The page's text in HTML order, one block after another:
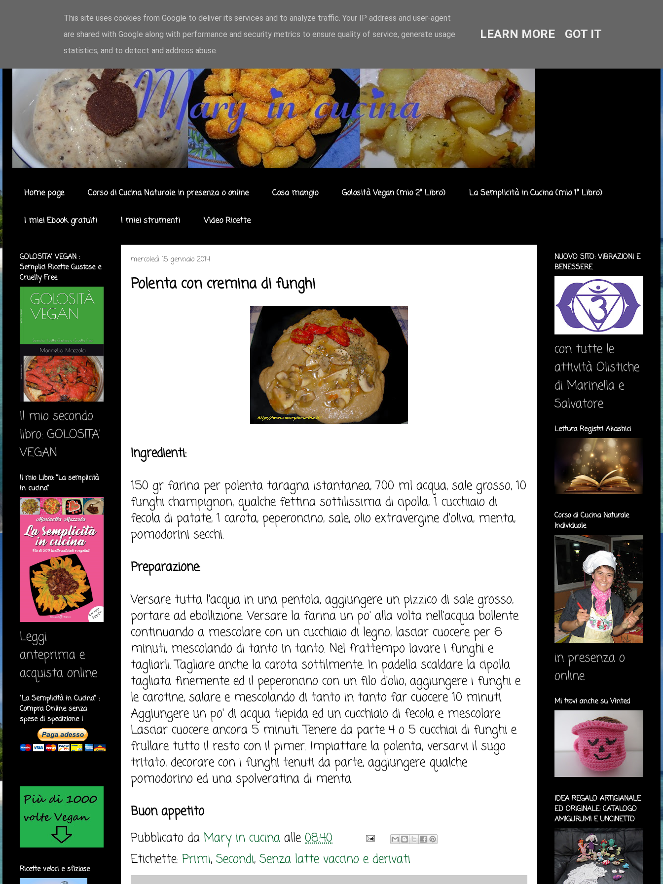
Home page Corso di Cucina Naturale in presenza o online Cosa mangio Golosità Vegan (mio 2° Libro) La Semplicità in Cucina (mio 1° Libro)
I miei Ebook gratuiti I miei strumenti Video Ricette
mercoledì 15 gennaio 2014
Polenta con cremina di funghi
Ingredienti:
150 gr farina per polenta taragna istantanea, 700 ml acqua, sale grosso, 10
funghi champignon, qualche fettina sottilissima di cipolla, 1 cucchiaio di
fecola di patate, 1 carota, peperoncino, sale, olio extravergine d'oliva, menta,
pomodorini secchi.
Preparazione:
Versare tutta l'acqua in una pentola, aggiungere un pizzico di sale grosso,
portare ad ebollizione. Versare la farina un po' alla volta nell'acqua bollente
continuando a mescolare con un cucchiaio di legno, lasciar cuocere per 6
minuti, mescolando di tanto in tanto. Nel frattempo lavare i funghi e
tagliarli. Tagliare anche la carota sottilmente. In padella scaldare la cipolla
tagliata finemente ed il peperoncino con un filo d'olio, aggiungere i funghi e
le carotine, salare e mescolando di tanto in tanto far cuocere 10 minuti.
Aggiungere un po' di acqua tiepida ed un cucchiaio di fecola e mescolare.
Lasciar cuocere ancora 5 minuti. Tenere da parte 4 o 5 cucchiai di funghi e
frullare tutto il resto con il pimer. Impiattare la polenta, versarvi il sugo
tritato, decorare con i funghi tenuti da parte, aggiungere qualche
pomodorino ed una spolveratina di menta.
Buon appetito
Pubblicato da Mary in cucina alle 08:40
Etichette: Primi, Secondi, Senza latte vaccino e derivati
GOLOSITA' VEGAN :
Semplici Ricette Gustose e
Cruelty Free
Il mio secondo
libro: GOLOSITA'
VEGAN
Il mio Libro: "La semplicità
in cucina"
Leggi
anteprima e
acquista online
"La Semplicità in Cucina" :
Compra Online senza
spese di spedizione !
Ricette veloci e sfiziose
NUOVO SITO: VIBRAZIONI E
BENESSERE
con tutte le
attività Olistiche
di Marinella e
Salvatore
Lettura Registri Akashici
Corso di Cucina Naturale
Individuale
in presenza o
online
Mi trovi anche su Vinted
IDEA REGALO ARTIGIANALE
ED ORIGINALE: CATALOGO
AMIGURUMI E UNCINETTO
This site uses cookies from Google to deliver its services and to analyze traffic. Your IP address and user-agent
are shared with Google along with performance and security metrics to ensure quality of service, generate usage
statistics, and to detect and address abuse.
LEARN MORE GOT IT